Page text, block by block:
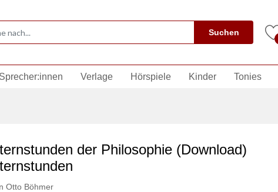
Suchen
Sprecher:innen Verlage Hörspiele Kinder Tonies
der Philosophie (Download)
Otto Böhmer